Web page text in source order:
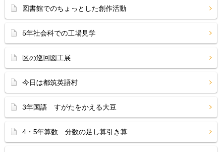
図書館でのちょっとした創作活動
5年社会科での工場見学
区の巡回図工展
今日は都筑英語村
3年国語 すがたをかえる大豆
4・5年算数 分数の足し算引き算